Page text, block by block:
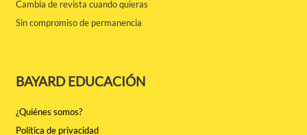
Cambia de revista cuando quieras
Sin compromiso de permanencia
BAYARD EDUCACIÓN
¿Quiénes somos?
Política de privacidad